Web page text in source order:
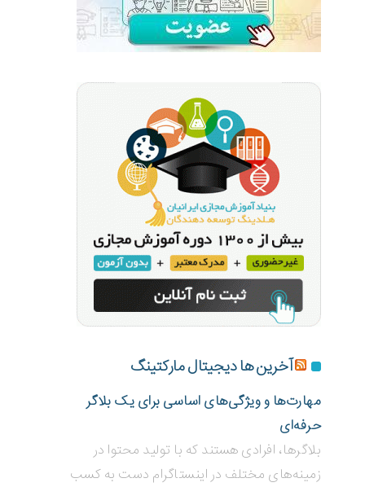
آخرین ها دیجیتال مارکتینگ
مهارت‌ها و ویژگی‌های اساسی برای یک بلاگر
حرفه‌ای
بلاگر‌ها، افرادی هستند که با تولید محتوا در
زمینه‌های مختلف در اینستاگرام دست به کسب